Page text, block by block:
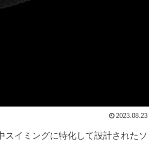
2023.08.23
スイミングに特化して設計されたソ